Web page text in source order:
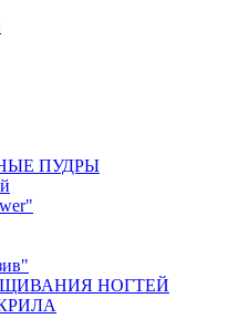
ПУДРЫ
НОГТЕЙ